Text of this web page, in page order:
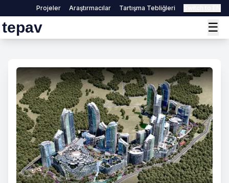
Projeler Araştırmacılar Tartışma Tebliğleri
tepav ☰